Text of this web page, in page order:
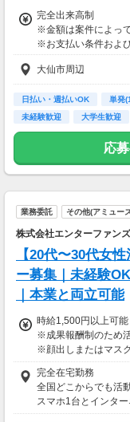
完全出来高制
※金額は案件によっ
※お支払い条件およ
大仙市周辺
日払い・週払いOK 単発
未経験歓迎
大学生歓迎
応
業務委託 その他(アミュー
株式会社エンターファンズ
【20代〜30代女
ー募集｜未経験
｜本業と両立可能
時給1,500円以上可能
※成果報酬制のため
※顔出しまたはマス
酬基準となります
【収入例】
■事務職Aさん（週3
月収8万円～15万円
完全在宅勤務
全国どこからでも活
スマホ1台とインタ
自宅からスタートで